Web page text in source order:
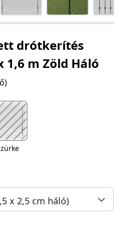
drótkerítés
1,6 m Zöld Háló
x 2,5 cm háló)